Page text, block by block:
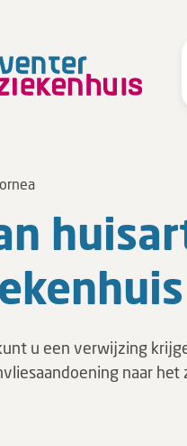
u een verwijzing
naar het